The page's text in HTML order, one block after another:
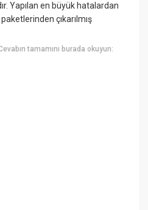
Yapılan en büyük hatalardan
çıkarılmış
tamamını burada okuyun: